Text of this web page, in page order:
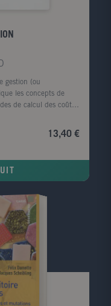
gestion (ou
les concepts de
de calcul des coûts.
des filières
une application
13,40 €